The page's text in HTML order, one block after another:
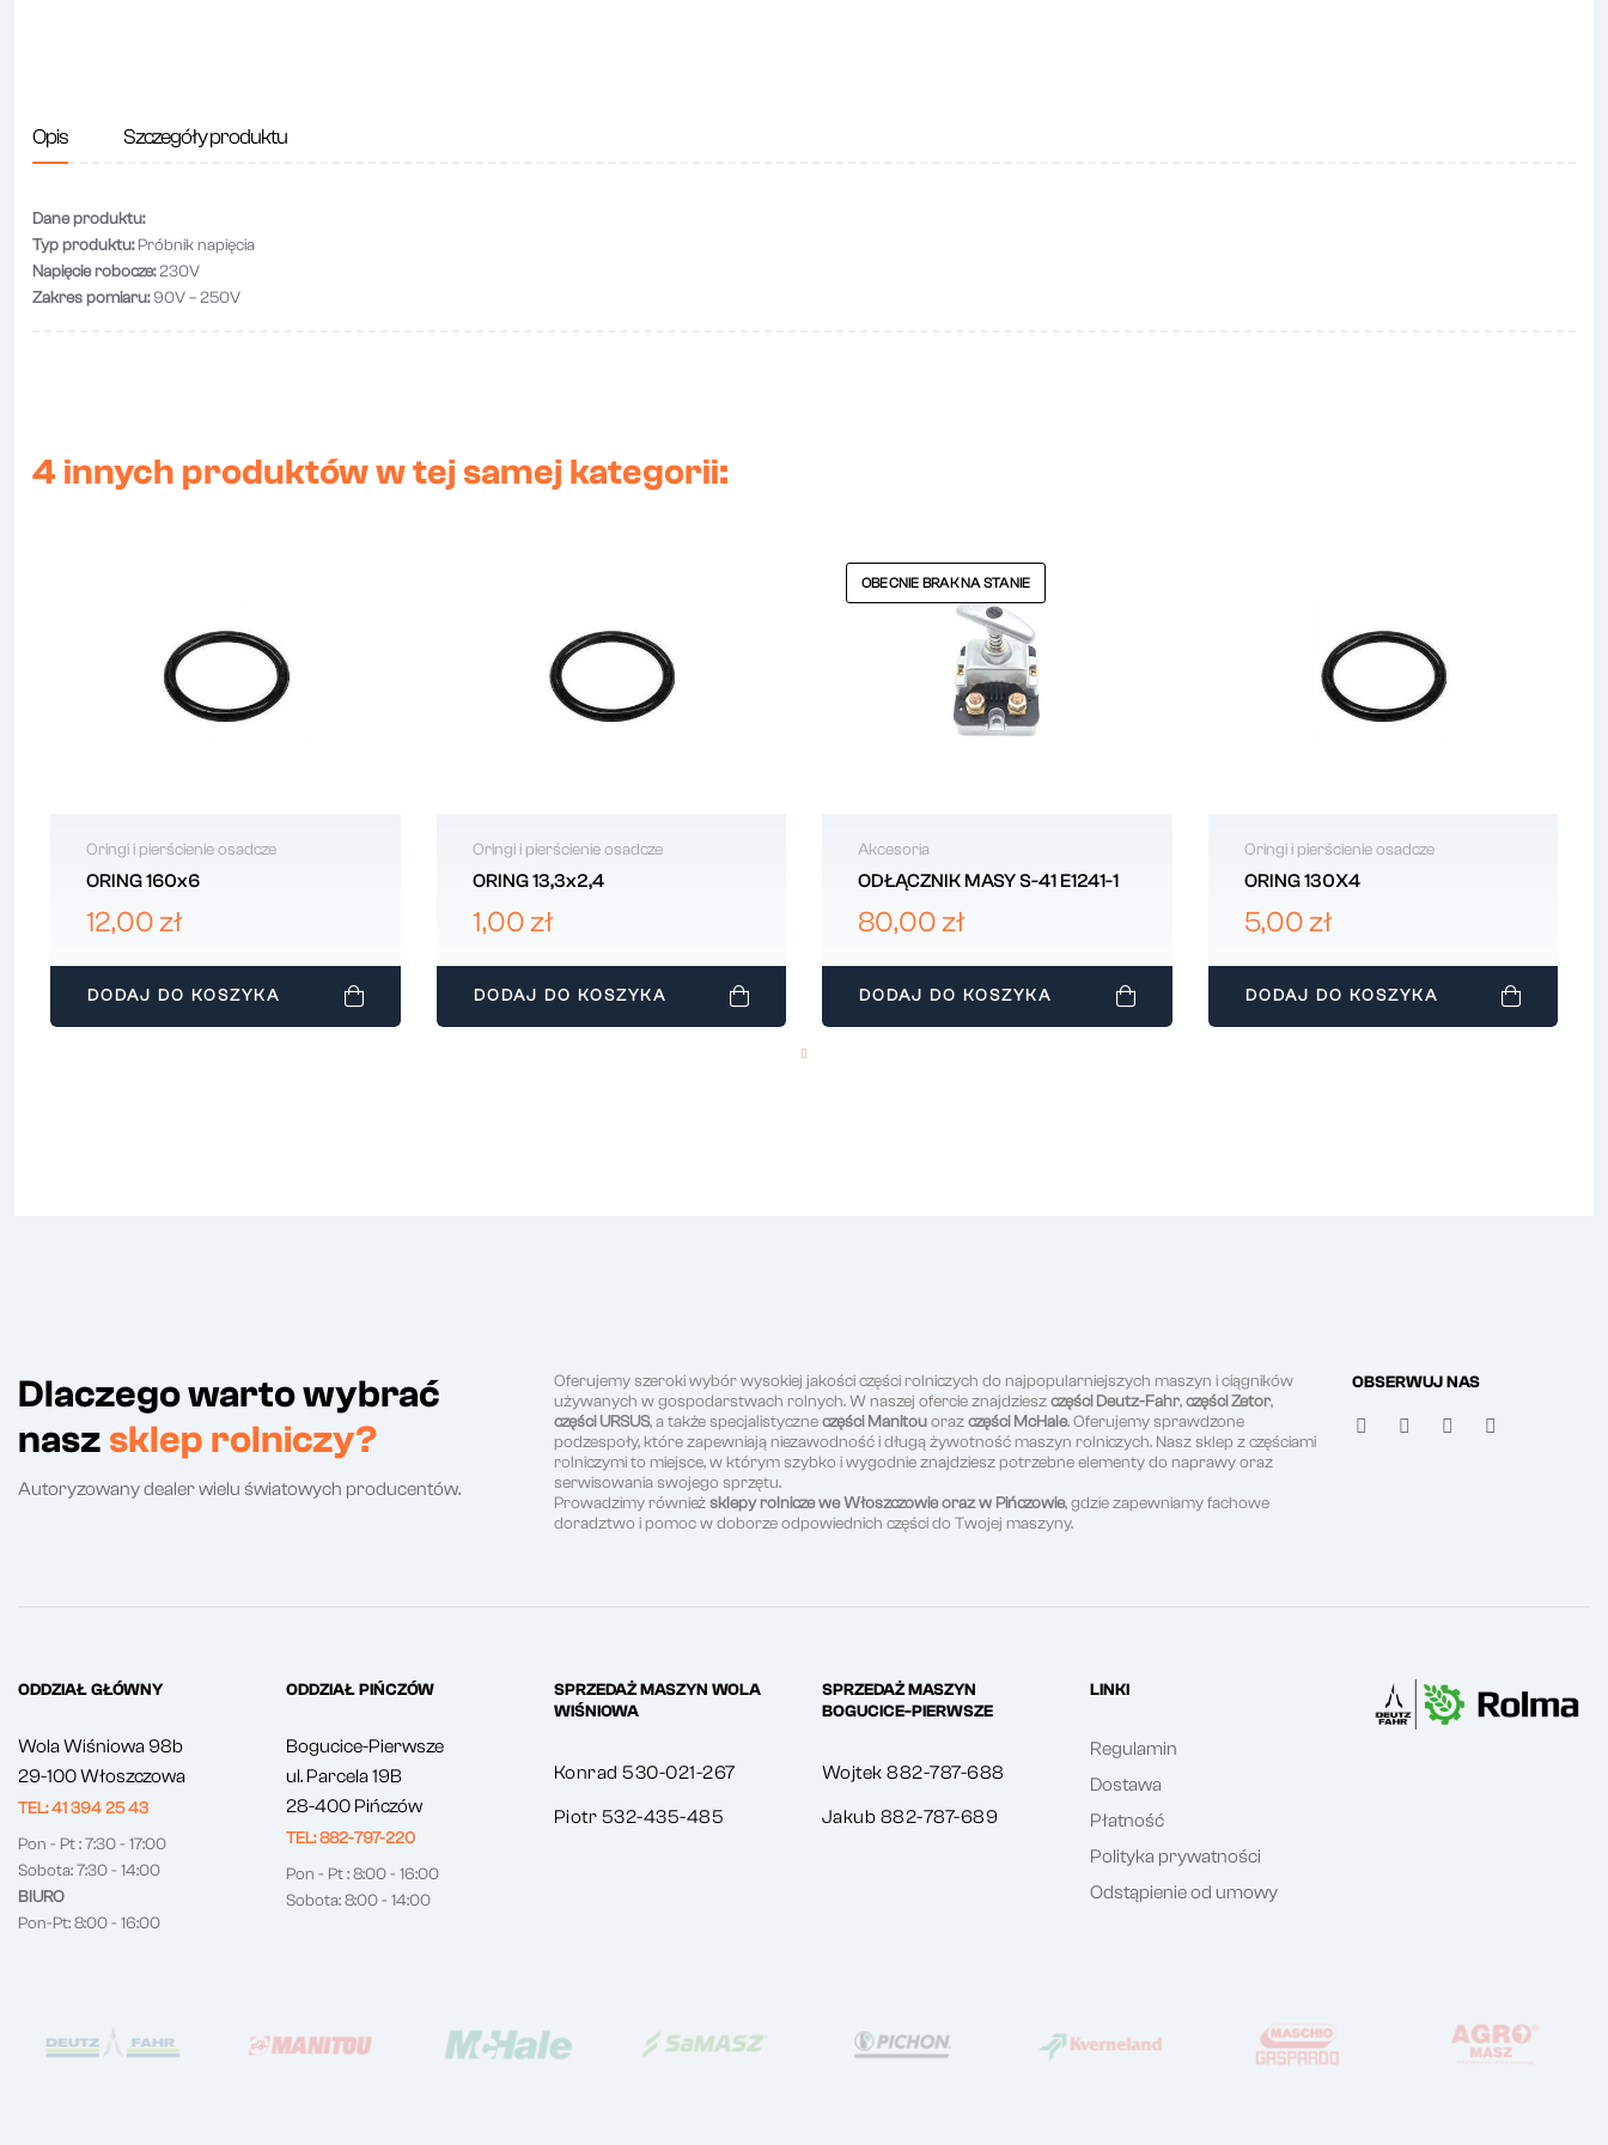
Opis Szczegóły produktu
Dane produktu:
Typ produktu:Próbnik napięcia
Napięcie robocze:230V
Zakres pomiaru:90V – 250V
4 innych produktów w tej samej kategorii:
Oringi i pierścienie osadcze
ORING 160x6
12,00 zł
DODAJ DO KOSZYKA
Oringi i pierścienie osadcze
ORING 13,3x2,4
1,00 zł
DODAJ DO KOSZYKA
OBECNIE BRAK NA STANIE
Akcesoria
ODŁĄCZNIK MASY S-41 E1241-1
80,00 zł
DODAJ DO KOSZYKA
Oringi i pierścienie osadcze
ORING 130X4
5,00 zł
DODAJ DO KOSZYKA
Dlaczego warto wybrać
nasz sklep rolniczy?
Autoryzowany dealer wielu światowych producentów.
Oferujemy szeroki wybór wysokiej jakości części rolniczych do najpopularniejszych maszyn i ciągników
używanych w gospodarstwach rolnych. W naszej ofercie znajdzieszczęści Deutz-Fahr,części Zetor,
części URSUS, a także specjalistyczneczęści Manitouorazczęści McHale. Oferujemy sprawdzone
podzespoły, które zapewniają niezawodność i długą żywotność maszyn rolniczych. Nasz sklep z częściami
rolniczymi to miejsce, w którym szybko i wygodnie znajdziesz potrzebne elementy do naprawy oraz
serwisowania swojego sprzętu.
Prowadzimy równieżsklepy rolnicze we Włoszczowie oraz w Pińczowie, gdzie zapewniamy fachowe
doradztwo i pomoc w doborze odpowiednich części do Twojej maszyny.
OBSERWUJ NAS
ODDZIAŁ GŁÓWNY
Wola Wiśniowa 98b
29-100 Włoszczowa
TEL: 41 394 25 43
Pon - Pt : 7:30 - 17:00
Sobota: 7:30 - 14:00
BIURO
Pon-Pt: 8:00 - 16:00
ODDZIAŁ PIŃCZÓW
Bogucice-Pierwsze
ul. Parcela 19B
28-400 Pińczów
TEL: 882-797-220
Pon - Pt : 8:00 - 16:00
Sobota: 8:00 - 14:00
SPRZEDAŻ MASZYN WOLA
WIŚNIOWA
Konrad 530-021-267
Piotr 532-435-485
SPRZEDAŻ MASZYN
BOGUCICE-PIERWSZE
Wojtek 882-787-688
Jakub 882-787-689
LINKI
Regulamin
Dostawa
Płatność
Polityka prywatności
Odstąpienie od umowy